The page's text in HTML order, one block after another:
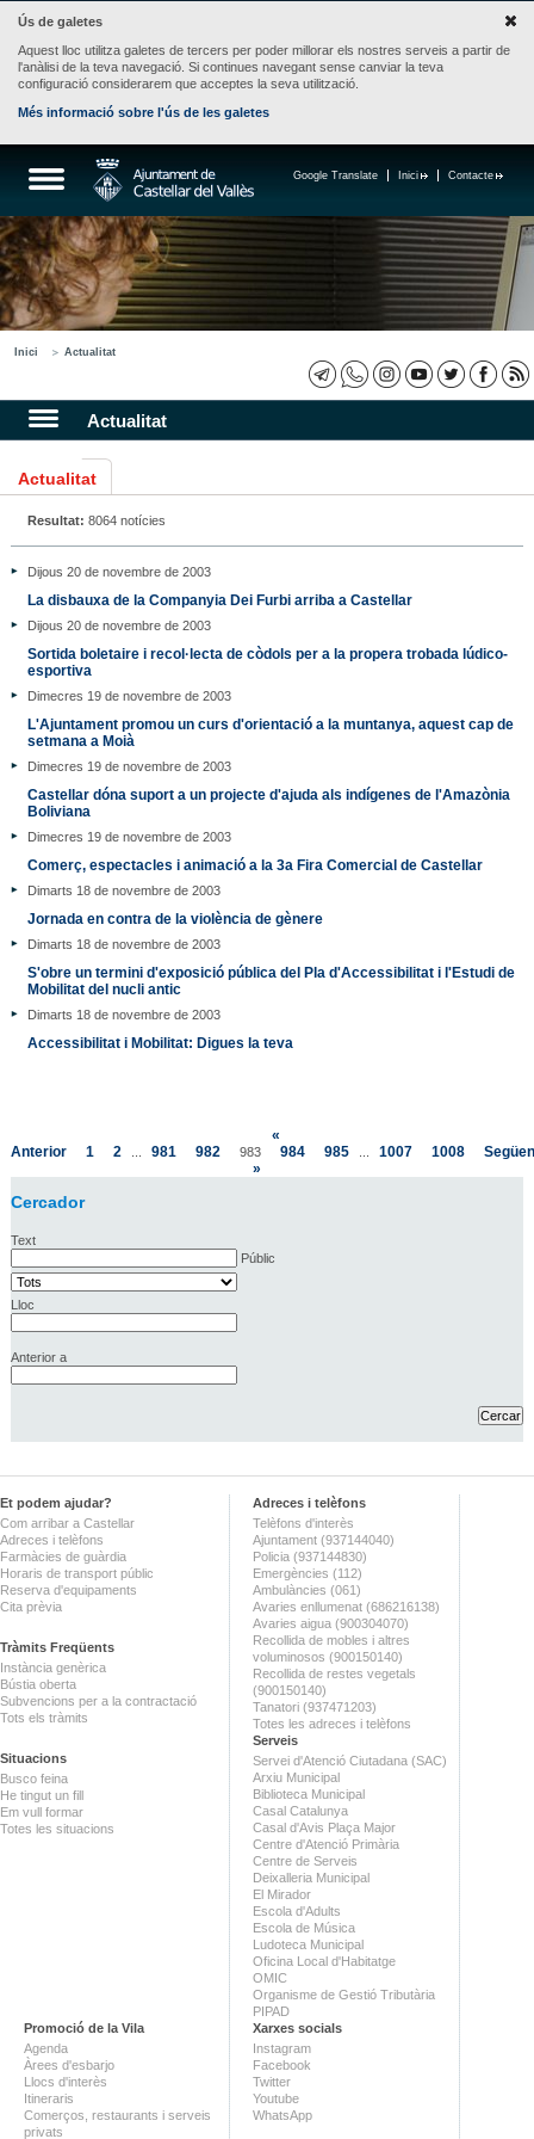
Ús de galetes
Aquest lloc utilitza galetes de tercers per poder millorar els nostres serveis a partir de
l'anàlisi de la teva navegació. Si continues navegant sense canviar la teva
configuració considerarem que acceptes la seva utilització.
Més informació sobre l'ús de les galetes
Contacte
Inici
Google Translate
Inici Actualitat
Actualitat
Actualitat
Resultat: 8064 notícies
Dijous 20 de novembre de 2003
La disbauxa de la Companyia Dei Furbi arriba a Castellar
Dijous 20 de novembre de 2003
Sortida boletaire i recol·lecta de còdols per a la propera trobada lúdico-
esportiva
Dimecres 19 de novembre de 2003
L'Ajuntament promou un curs d'orientació a la muntanya, aquest cap de
setmana a Moià
Dimecres 19 de novembre de 2003
Castellar dóna suport a un projecte d'ajuda als indígenes de l'Amazònia
Boliviana
Dimecres 19 de novembre de 2003
Comerç, espectacles i animació a la 3a Fira Comercial de Castellar
Dimarts 18 de novembre de 2003
Jornada en contra de la violència de gènere
Dimarts 18 de novembre de 2003
S'obre un termini d'exposició pública del Pla d'Accessibilitat i l'Estudi de
Mobilitat del nucli antic
Dimarts 18 de novembre de 2003
Accessibilitat i Mobilitat: Digues la teva
«
Anterior
1 2 981 982 983 984 985 1007 1008
»
Cercador
Text
Públic
Lloc
Anterior a
Et podem ajudar?
Com arribar a Castellar
Adreces i telèfons
Farmàcies de guàrdia
Horaris de transport públic
Reserva d'equipaments
Cita prèvia
Tràmits Freqüents
Instància genèrica
Bústia oberta
Subvencions per a la contractació
Tots els tràmits
Situacions
Busco feina
He tingut un fill
Em vull formar
Totes les situacions
Adreces i telèfons
Telèfons d'interès
Ajuntament (937144040)
Policia (937144830)
Emergències (112)
Ambulàncies (061)
Avaries enllumenat (686216138)
Avaries aigua (900304070)
Recollida de mobles i altres
voluminosos (900150140)
Recollida de restes vegetals
(900150140)
Tanatori (937471203)
Totes les adreces i telèfons
Serveis
Servei d'Atenció Ciutadana (SAC)
Arxiu Municipal
Biblioteca Municipal
Casal Catalunya
Casal d'Avis Plaça Major
Centre d'Atenció Primària
Centre de Serveis
Deixalleria Municipal
El Mirador
Escola d'Adults
Escola de Música
Ludoteca Municipal
Oficina Local d'Habitatge
OMIC
Organisme de Gestió Tributària
PIPAD
Promoció de la Vila
Agenda
Àrees d'esbarjo
Llocs d'interès
Itineraris
Comerços, restaurants i serveis
privats
Xarxes socials
Instagram
Facebook
Twitter
Youtube
WhatsApp